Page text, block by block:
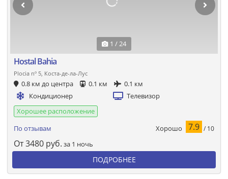
1 / 24
Hostal Bahia
Plocia nº 5, Коста-де-ла-Лус
0.8 км до центра 0.1 км
0.1 км
Кондиционер
Телевизор
Хорошее расположение
По отзывам
Хорошо 7.9 / 10
От3480 руб. за 1 ночь
ПОДРОБНЕЕ